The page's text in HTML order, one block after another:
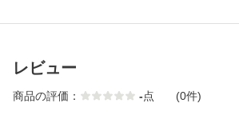
レビュー
商品の評価： -点 (0件)